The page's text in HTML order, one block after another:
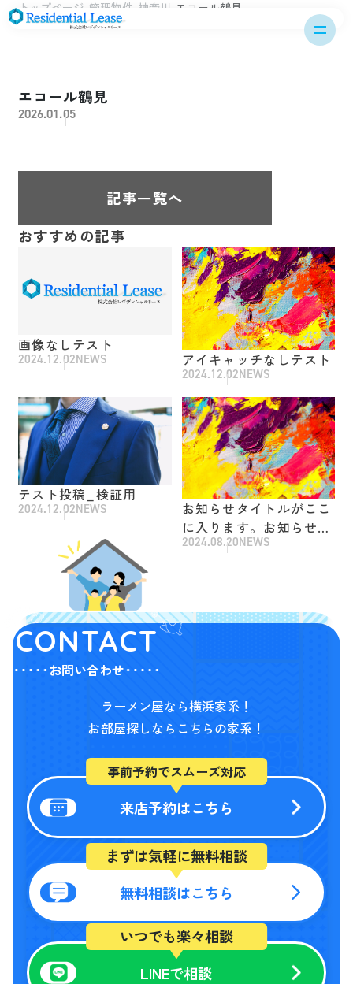
トップページ 管理物件 神奈川 エコール鶴見
エコール鶴見
2026.01.05
記事一覧へ
おすすめの記事
画像なしテスト
2024.12.02NEWS アイキャッチなしテスト
2024.12.02NEWS
テスト投稿_検証用
2024.12.02NEWS
お知らせタイトルがここ
に入ります。お知らせタ
イトルがここに入りま
2024.08.20NEWS
CONTACT
お問い合わせ
ラーメン屋なら横浜家系！
お部屋探しならこちらの家系！
事前予約でスムーズ対応
来店予約はこちら
まずは気軽に無料相談
無料相談はこちら
いつでも楽々相談
LINEで相談